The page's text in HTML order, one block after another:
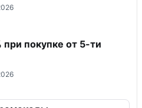
при покупке от 5-ти